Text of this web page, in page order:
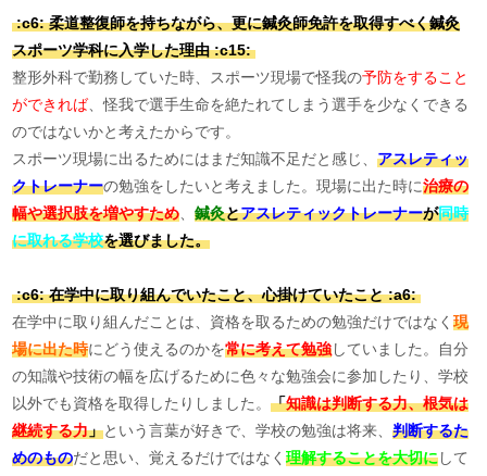
:c6: 柔道整復師を持ちながら、更に鍼灸師免許を取得すべく鍼灸
スポーツ学科に入学した理由 :c15:
整形外科で勤務していた時、スポーツ現場で怪我の予防をすること
ができれば、怪我で選手生命を絶たれてしまう選手を少なくできる
のではないかと考えたからです。
スポーツ現場に出るためにはまだ知識不足だと感じ、アスレティッ
クトレーナーの勉強をしたいと考えました。現場に出た時に治療の
幅や選択肢を増やすため、鍼灸とアスレティックトレーナーが同時
に取れる学校を選びました。
:c6: 在学中に取り組んでいたこと、心掛けていたこと :a6:
在学中に取り組んだことは、資格を取るための勉強だけではなく現
場に出た時にどう使えるのかを常に考えて勉強していました。自分
の知識や技術の幅を広げるために色々な勉強会に参加したり、学校
以外でも資格を取得したりしました。「知識は判断する力、根気は
継続する力」という言葉が好きで、学校の勉強は将来、判断するた
めのものだと思い、覚えるだけではなく理解することを大切にして